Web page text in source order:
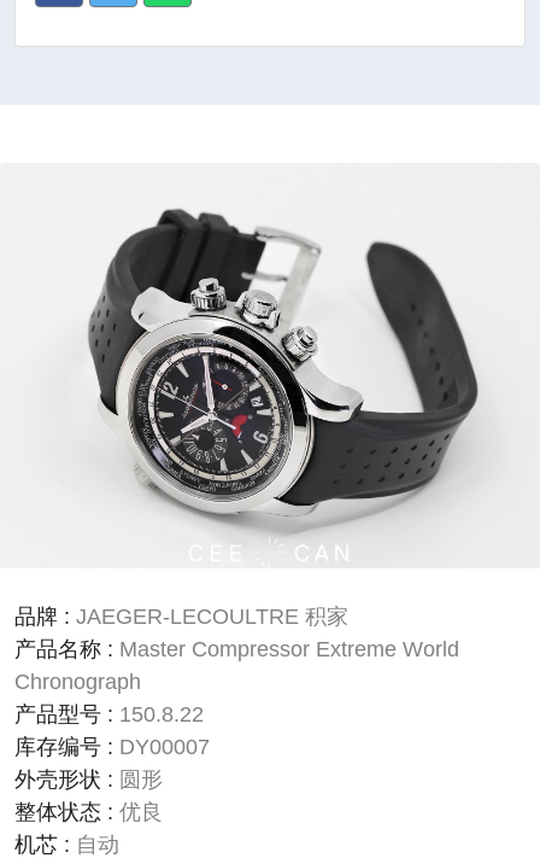
品牌 : JAEGER-LECOULTRE 积家
产品名称 : Master Compressor Extreme World
Chronograph
产品型号 : 150.8.22
库存编号 : DY00007
外壳形状 : 圆形
整体状态 : 优良
机芯 : 自动